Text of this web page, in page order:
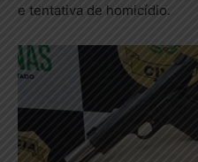
e tentativa de homicídio.